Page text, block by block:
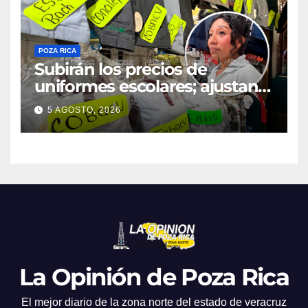
POZA RICA
Subirán los precios de
uniformes escolares; ajustan
promociones
5 AGOSTO, 2026
La Opinión de Poza Rica
El mejor diario de la zona norte del estado de veracruz